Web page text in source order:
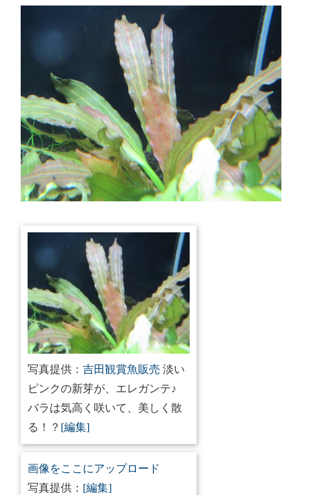
写真提供： 吉田観賞魚販売 淡い
ピンクの新芽が、エレガンテ♪
バラは気高く咲いて、美しく散
る！？ [編集]
画像をここにアップロード
写真提供： [編集]